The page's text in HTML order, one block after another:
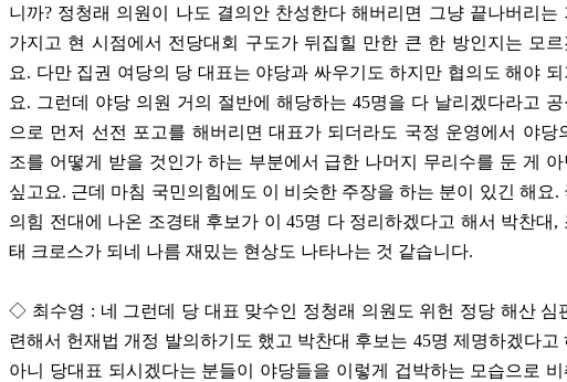
니까? 정청래 의원이 나도 결의안 찬성한다 해버리면 그냥 끝나버리는
가지고 현 시점에서 전당대회 구도가 뒤집힐 만한 큰 한 방인지는 모르
요. 다만 집권 여당의 당 대표는 야당과 싸우기도 하지만 협의도 해야 되
요. 그런데 야당 의원 거의 절반에 해당하는 45명을 다 날리겠다라고 공
으로 먼저 선전 포고를 해버리면 대표가 되더라도 국정 운영에서 야당
조를 어떻게 받을 것인가 하는 부분에서 급한 나머지 무리수를 둔 게 아
싶고요. 근데 마침 국민의힘에도 이 비슷한 주장을 하는 분이 있긴 해요.
의힘 전대에 나온 조경태 후보가 이 45명 다 정리하겠다고 해서 박찬대,
태 크로스가 되네 나름 재밌는 현상도 나타나는 것 같습니다.
◇ 최수영 : 네 그런데 당 대표 맞수인 정청래 의원도 위헌 정당 해산 심
련해서 헌재법 개정 발의하기도 했고 박찬대 후보는 45명 제명하겠다고
아니 당대표 되시겠다는 분들이 야당들을 이렇게 겁박하는 모습으로 비